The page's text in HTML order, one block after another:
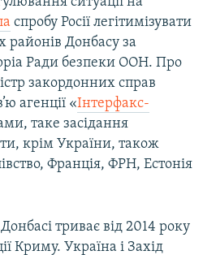
спробу Росії легітимізувати
районів Донбасу за
Ради безпеки ООН. Про
закордонних справ
агенції «Інтерфакс-
таке засідання
крім України, також
Франція, ФРН, Естонія
триває від 2014 року
Криму. Україна і Захід